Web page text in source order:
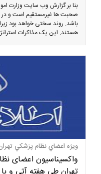
بنا بر گزارش وب سایت وزارت
صحبت ها غیرمستقیم است و در
باشد. روند سختی خواهد بود
هستند. این یک مذاکرات
ویژه اعضاي نظام پزشكي
واکسیناسیون اعضای